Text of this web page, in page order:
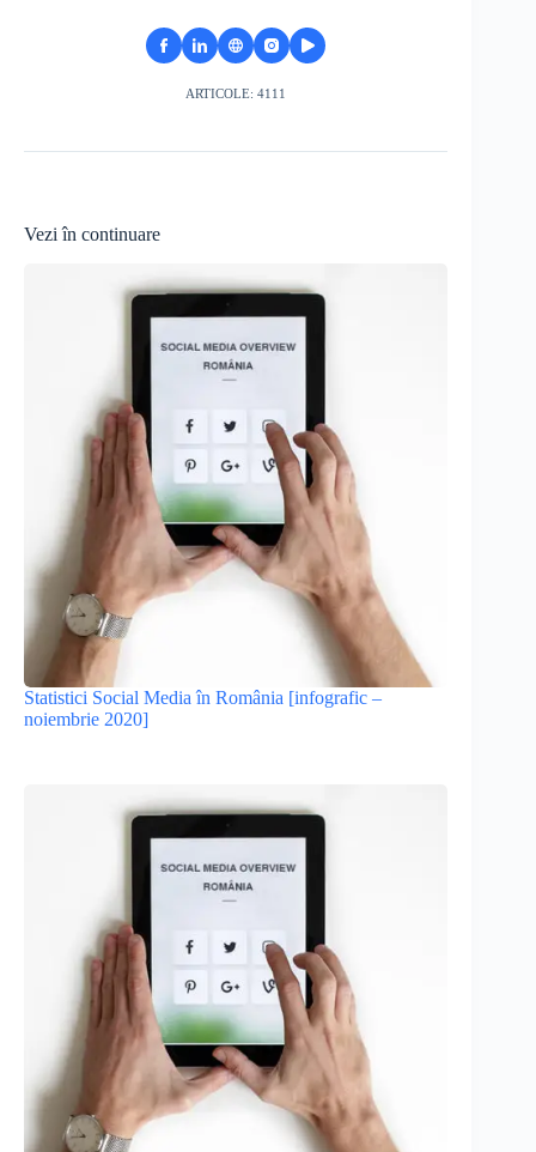
ARTICOLE: 4111
Vezi în continuare
Statistici Social Media în România [infografic –
noiembrie 2020]